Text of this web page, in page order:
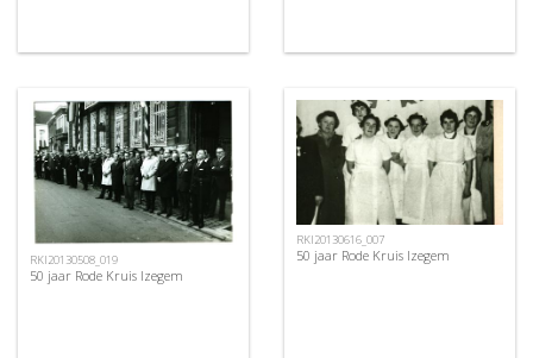
RKI20130508_019
50 jaar Rode Kruis Izegem
RKI20130616_007
50 jaar Rode Kruis Izegem